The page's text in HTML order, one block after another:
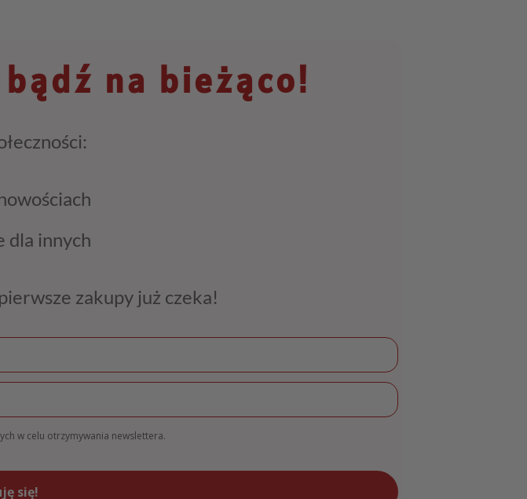
na bieżąco!
dla innych
zakupy już czeka!
w celu otrzymywania newslettera.
się!